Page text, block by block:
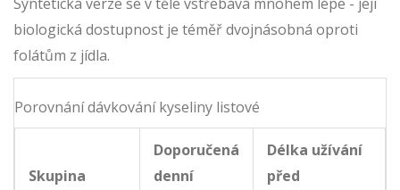
biologická dostupnost je téměř dvojnásobná oproti
folátům z jídla.
Porovnání dávkování kyseliny listové
Skupina
Doporučená
denní
Délka užívání
před